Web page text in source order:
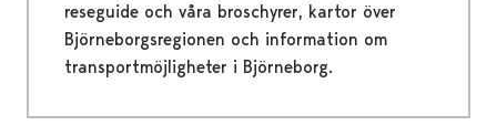
reseguide och våra broschyrer, kartor över
Björneborgsregionen och information om
transportmöjligheter i Björneborg.